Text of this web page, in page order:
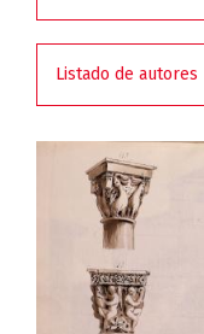
Listado de autores